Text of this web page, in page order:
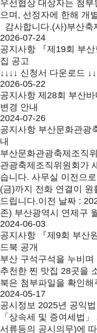
우선협상 대상자는 첨
으며, 선정자에 한해 개
감사합니다.(사)부산
2026-07-24
공지사항
『제19회 부
집 공고
↓↓↓↓ 신청서 다운로드
2026-05-22
공지사항 제28회 부산
변경 안내
2024-07-26
공지사항 부산문화관광
내
부산문화관광축제조직
관광축제조직위원회가
습니다. 사무실 이전으
(금)까지 전화 연결이
드립니다.이전 날짜 :
존) 부산광역시 연제구
2024-06-03
공지사항
『제9회 부산
드북 공개
부산 구석구석을 누비며
추천한 찐 맛집 28곳을
북은 첨부파일을 확인해
2024-05-17
공시정보 2025년 공익
「상속세 및 증여세법
서류등의 공시의무)에